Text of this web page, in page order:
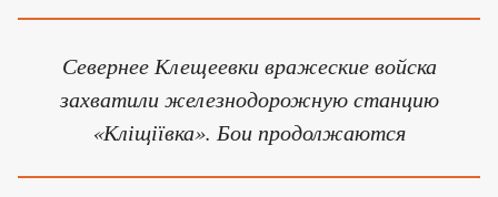
Севернее Клещеевки вражеские войска
захватили железнодорожную станцию
«Кліщіївка». Бои продолжаются